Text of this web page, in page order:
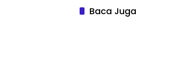
Baca Juga